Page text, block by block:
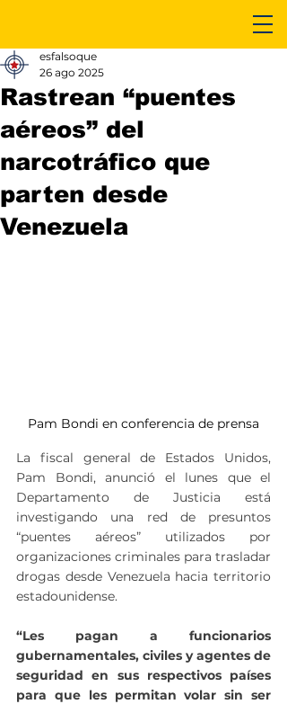
Rastrean “puentes
aéreos” del
narcotráfico que
parten desde
Venezuela
esfalsoque
26 ago 2025
Pam Bondi en conferencia de prensa
La fiscal general de Estados Unidos,
Pam Bondi, anunció el lunes que el
Departamento de Justicia está
investigando una red de presuntos
“puentes aéreos” utilizados por
organizaciones criminales para trasladar
drogas desde Venezuela hacia territorio
estadounidense.
“Les pagan a funcionarios
gubernamentales, civiles y agentes de
seguridad en sus respectivos países
para que les permitan volar sin ser